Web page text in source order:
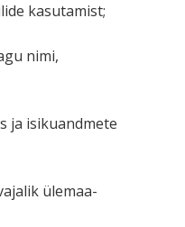
kasutamist;
nimi,
ja isiku­andmete
ülemaa­